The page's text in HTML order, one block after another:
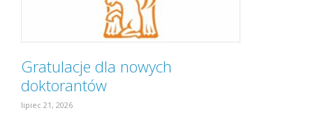
Gratulacje dla nowych
doktorantów
lipiec 21, 2026